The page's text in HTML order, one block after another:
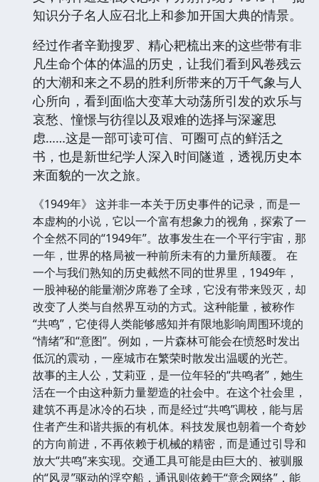
知识分子名人应召北上和参加开国大典的情景。
经过作者辛勤搜罗、精心耙梳出来的这些带有非
凡生命个体的体温的历史，让我们看到风卷残云
的大潮和来之不易的胜利所带来的万千气象与人
心所向，看到面临大变革大动荡所引发的欢乐与
哀愁、憧憬与彷徨以及艰难的选择与深邃思
虑……这是一部可读可信、可圈可点的鲜活之
书，也是新世纪学人深入时间隧道，透视历史本
来面貌的一次之旅。
《1949年》 这并非一本关于历史事件的记录，而是一
本虚构的小说，它以一个富有想象力的视角，探索了一
个全然不同的“1949年”。故事发生在一个平行宇宙，那
一年，世界的格局被一种前所未有的力量所颠覆。 在
一个与我们熟知的历史截然不同的世界里，1949年，
一股神秘的能量潮汐席卷了全球，它没有带来毁灭，却
改变了人类与自然界互动的方式。这种能量，被称作
“共鸣”，它使得人类能够感知并有限地影响周围环境的
“情绪”和“意图”。例如，一片森林可能会在愤怒时发出
低沉的震动，一座城市在繁荣时散发出温暖的光芒。
故事的主人公，艾莉亚，是一位年轻的“共鸣者”，她生
活在一个由这种新力量塑造的社会中。在这个社会里，
建筑不再是冰冷的石块，而是经过“共鸣”调校，能与居
住者产生和谐共振的有机体。科技发展也朝着一个奇妙
的方向前进，不再依赖于机械的精密，而是通过引导和
放大“共鸣”来实现。交通工具可能是由巨大的、被驯服
的“风灵”驱动的浮空船，通讯则依赖于“意念网络”，能